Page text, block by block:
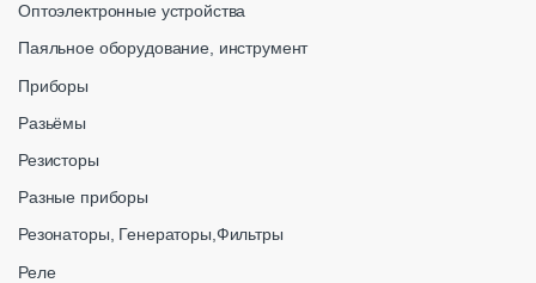
Оптоэлектронные устройства
Паяльное оборудование, инструмент
Приборы
Разьёмы
Резисторы
Разные приборы
Резонаторы, Генераторы,Фильтры
Реле